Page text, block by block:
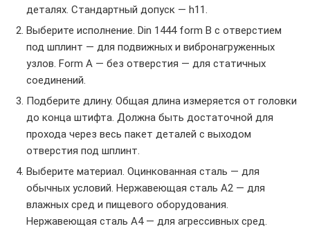
деталях. Стандартный допуск — h11.
Выберите исполнение. Din 1444 form B с отверстием
под шплинт — для подвижных и вибронагруженных
узлов. Form A — без отверстия — для статичных
соединений.
Подберите длину. Общая длина измеряется от головки
до конца штифта. Должна быть достаточной для
прохода через весь пакет деталей с выходом
отверстия под шплинт.
Выберите материал. Оцинкованная сталь — для
обычных условий. Нержавеющая сталь A2 — для
влажных сред и пищевого оборудования.
Нержавеющая сталь A4 — для агрессивных сред.